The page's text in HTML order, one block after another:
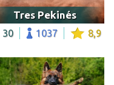
Tres Pekinés
30 1037 8,9